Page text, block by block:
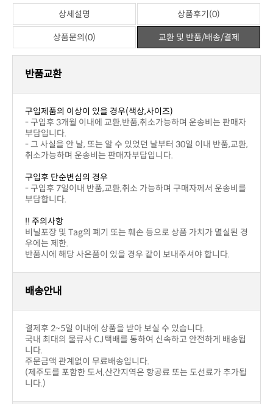
상세설명 상품후기(0)
상품문의(0) 교환 및 반품/배송/결제
반품교환
구입제품의 이상이 있을 경우(색상,사이즈)
부담입니다.
취소가능하며 운송비는 판매자부답입니다.
구입후 단순변심의 경우
부담합니다.
!! 주의사항
우에는 제한.
반품시에 해당 사은품이 있을 경우 같이 보내주셔야 합니다.
배송안내
결제후 2~5일 이내에 상품을 받아 보실 수 있습니다.
니다.
주문금액 관계없이 무료배송입니다.
니다.)